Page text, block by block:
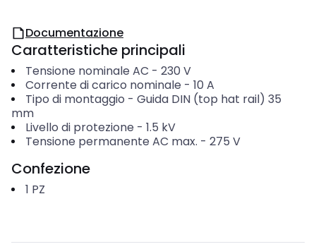
Documentazione
Caratteristiche principali
Tensione nominale AC - 230 V
Corrente di carico nominale - 10 A
Tipo di montaggio - Guida DIN (top hat rail) 35
mm
Livello di protezione - 1.5 kV
Tensione permanente AC max. - 275 V
Confezione
1 PZ